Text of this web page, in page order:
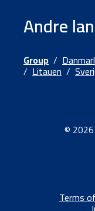
Andre
Group /
/ Litauen /
© 2026
Terms